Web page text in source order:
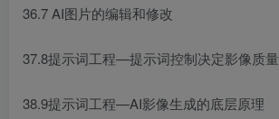
36.7 AI图片的编辑和修改
37.8提示词工程—提示词控制决定影像质量
38.9提示词工程—AI影像生成的底层原理